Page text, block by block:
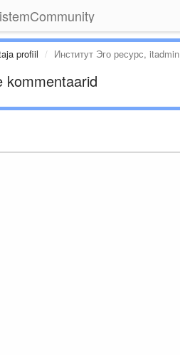
profiil Институт Эго ресурс, itadmin
kommentaarid